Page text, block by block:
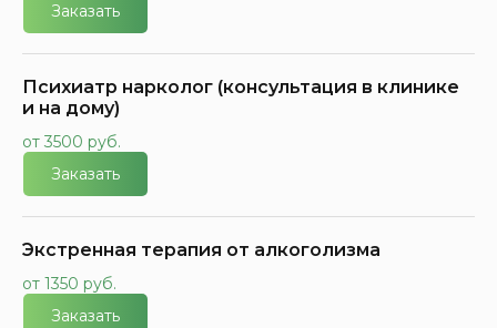
Заказать
Психиатр нарколог (консультация в клинике
и на дому)
от 3500 руб.
Заказать
Экстренная терапия от алкоголизма
от 1350 руб.
Заказать